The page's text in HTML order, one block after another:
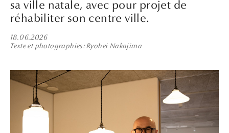
sa ville natale, avec pour projet de
réhabiliter son centre ville.
18.06.2026
Texte et photographies Ryohei Nakajima